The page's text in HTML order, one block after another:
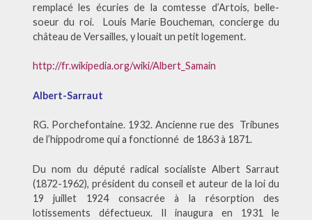
remplacé les écuries de la comtesse d’Artois, belle-
soeur du roi. Louis Marie Boucheman, concierge du
château de Versailles, y louait un petit logement.
http://fr.wikipedia.org/wiki/Albert_Samain
Albert-Sarraut
RG. Porchefontaine. 1932. Ancienne rue des Tribunes
de l’hippodrome qui a fonctionné de 1863 à 1871.
Du nom du député radical socialiste Albert Sarraut
(1872-1962), président du conseil et auteur de la loi du
19 juillet 1924 consacrée à la résorption des
lotissements défectueux. Il inaugura en 1931 le